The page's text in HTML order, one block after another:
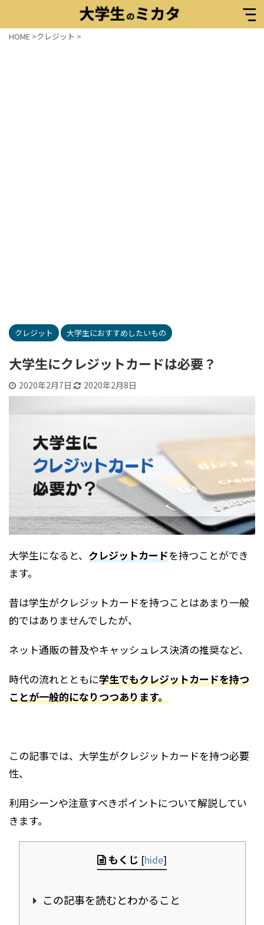
HOME >クレジット >
クレジット 大学生におすすめしたいもの
大学生にクレジットカードは必要？
2020年2月7日 2020年2月8日
大学生になると、 クレジットカードを持つことができ
ます。
昔は学生がクレジットカードを持つことはあまり一般
的ではありませんでしたが、
ネット通販の普及やキャッシュレス決済の推奨など、
時代の流れとともに学生でもクレジットカードを持つ
ことが一般的になりつつあります。
この記事では、大学生がクレジットカードを持つ必要
性、
利用シーンや注意すべきポイントについて解説してい
きます。
もくじ [hide]
この記事を読むとわかること